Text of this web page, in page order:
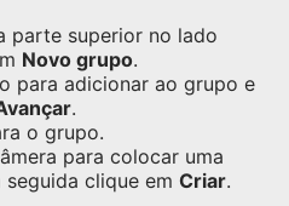
parte superior no lado
Novo grupo.
para adicionar ao grupo e
.
o grupo.
para colocar uma
clique em Criar.